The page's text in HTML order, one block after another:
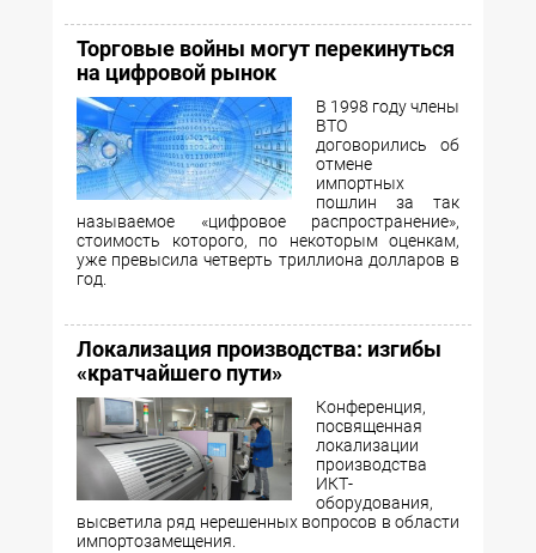
Торговые войны могут перекинуться
на цифровой рынок
В 1998 году члены
ВТО
договорились об
отмене
импортных
пошлин за так
называемое «цифровое распространение»,
стоимость которого, по некоторым оценкам,
уже превысила четверть триллиона долларов в
год.
Локализация производства: изгибы
«кратчайшего пути»
Конференция,
посвященная
локализации
производства
ИКТ-
оборудования,
высветила ряд нерешенных вопросов в области
импортозамещения.